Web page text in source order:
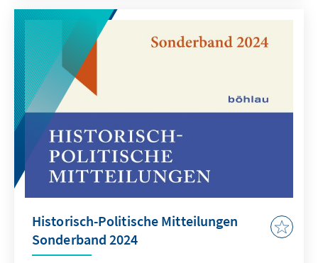
Europa.
Historisch-Politische Mitteilungen
Sonderband 2024